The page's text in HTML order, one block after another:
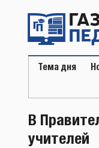
содержимому
Тема дня
В
учителей